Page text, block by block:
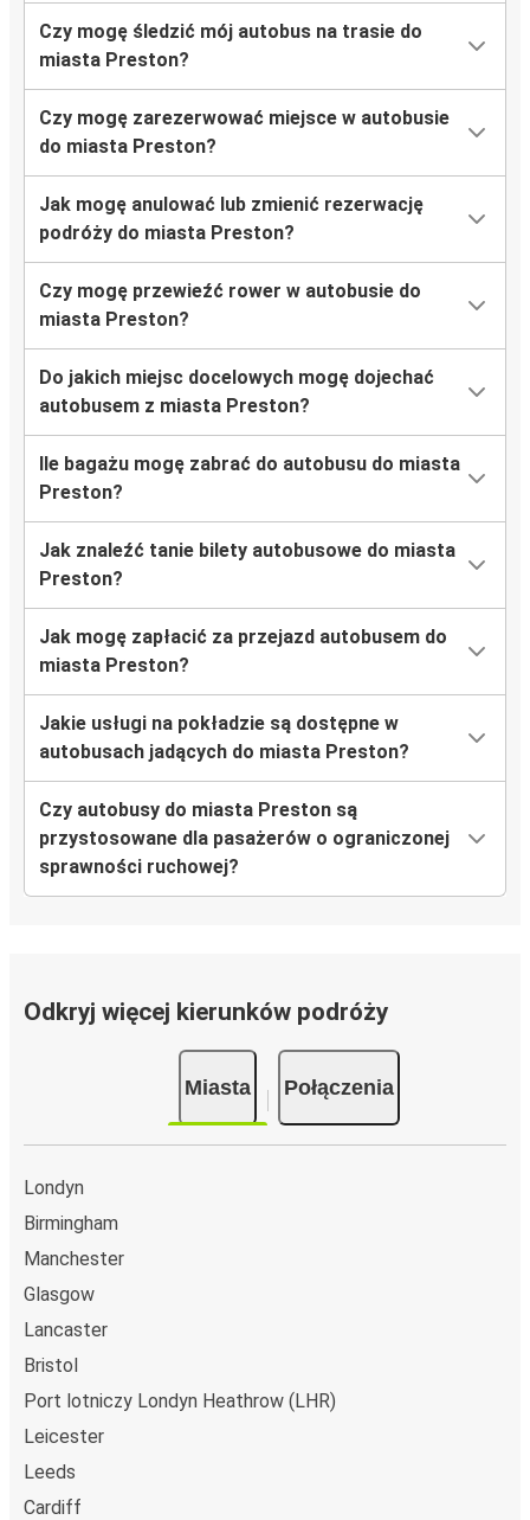
Czy mogę śledzić mój autobus na trasie do
miasta Preston?
Czy mogę zarezerwować miejsce w autobusie
do miasta Preston?
Jak mogę anulować lub zmienić rezerwację
podróży do miasta Preston?
Czy mogę przewieźć rower w autobusie do
miasta Preston?
Do jakich miejsc docelowych mogę dojechać
autobusem z miasta Preston?
Ile bagażu mogę zabrać do autobusu do miasta
Preston?
Jak znaleźć tanie bilety autobusowe do miasta
Preston?
Jak mogę zapłacić za przejazd autobusem do
miasta Preston?
Jakie usługi na pokładzie są dostępne w
autobusach jadących do miasta Preston?
Czy autobusy do miasta Preston są
przystosowane dla pasażerów o ograniczonej
sprawności ruchowej?
Odkryj więcej kierunków podróży
Miasta Połączenia
Londyn
Birmingham
Manchester
Glasgow
Lancaster
Bristol
Port lotniczy Londyn Heathrow (LHR)
Leicester
Leeds
Cardiff